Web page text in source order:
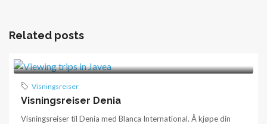
Related posts
Visningsreiser
Visningsreiser Denia
Visningsreiser til Denia med Blanca International. Å kjøpe din